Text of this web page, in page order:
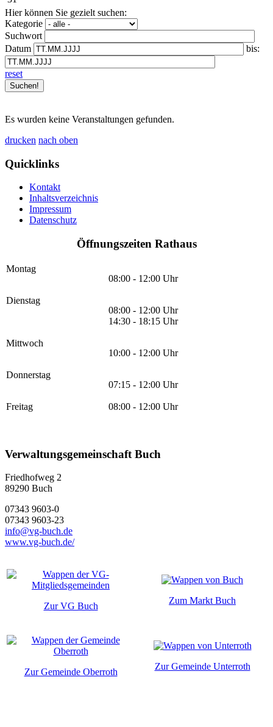
Hier können Sie gezielt suchen:
Kategorie
Suchwort
Datum
bis:
reset
Es wurden keine Veranstaltungen gefunden.
drucken nach oben
Quicklinks
Kontakt
Inhaltsverzeichnis
Impressum
Datenschutz
Öffnungszeiten Rathaus
Montag
08:00 - 12:00 Uhr
Dienstag
08:00 - 12:00 Uhr
14:30 - 18:15 Uhr
Mittwoch
10:00 - 12:00 Uhr
Donnerstag
07:15 - 12:00 Uhr
Freitag 08:00 - 12:00 Uhr
Verwaltungsgemeinschaft Buch
Friedhofweg 2
89290 Buch
07343 9603-0
07343 9603-23
info@vg-buch.de
www.vg-buch.de/
Zur VG Buch
Zum Markt Buch
Zur Gemeinde Oberroth
Zur Gemeinde Unterroth